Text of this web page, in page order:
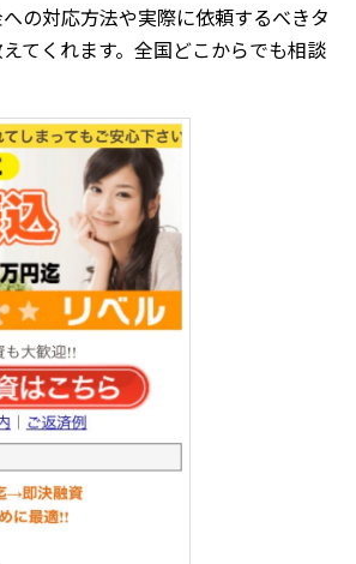
の対応方法や実際に依頼するべきタ
てくれます。全国どこからでも相談